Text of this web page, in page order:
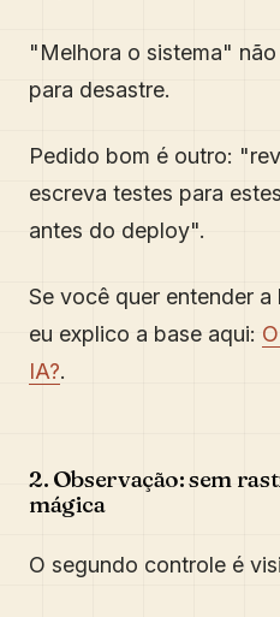
"Melhora o sistema"
para desastre.
Pedido bom é outro:
escreva testes para
antes do deploy".
Se você quer entender
eu explico a base aqui:
IA?.
2. Observação: sem
mágica
O segundo controle é